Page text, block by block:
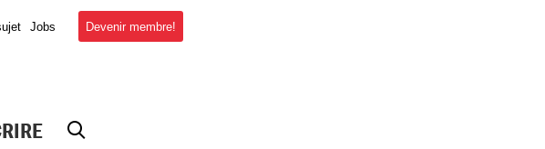
Jobs Devenir membre!